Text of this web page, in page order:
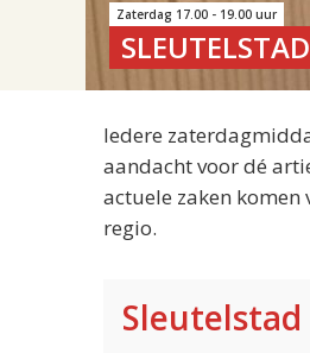
Zaterdag 17.00 - 19.00 uur
Iedere
aandacht voor dé
actuele zaken
regio.
Sleutelstad